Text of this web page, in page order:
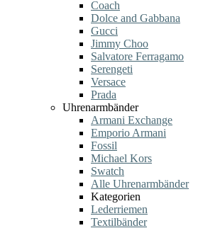
Coach
Dolce and Gabbana
Gucci
Jimmy Choo
Salvatore Ferragamo
Serengeti
Versace
Prada
Uhrenarmbänder
Armani Exchange
Emporio Armani
Fossil
Michael Kors
Swatch
Alle Uhrenarmbänder
Kategorien
Lederriemen
Textilbänder